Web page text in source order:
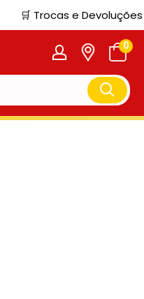
🛒 Trocas e
0